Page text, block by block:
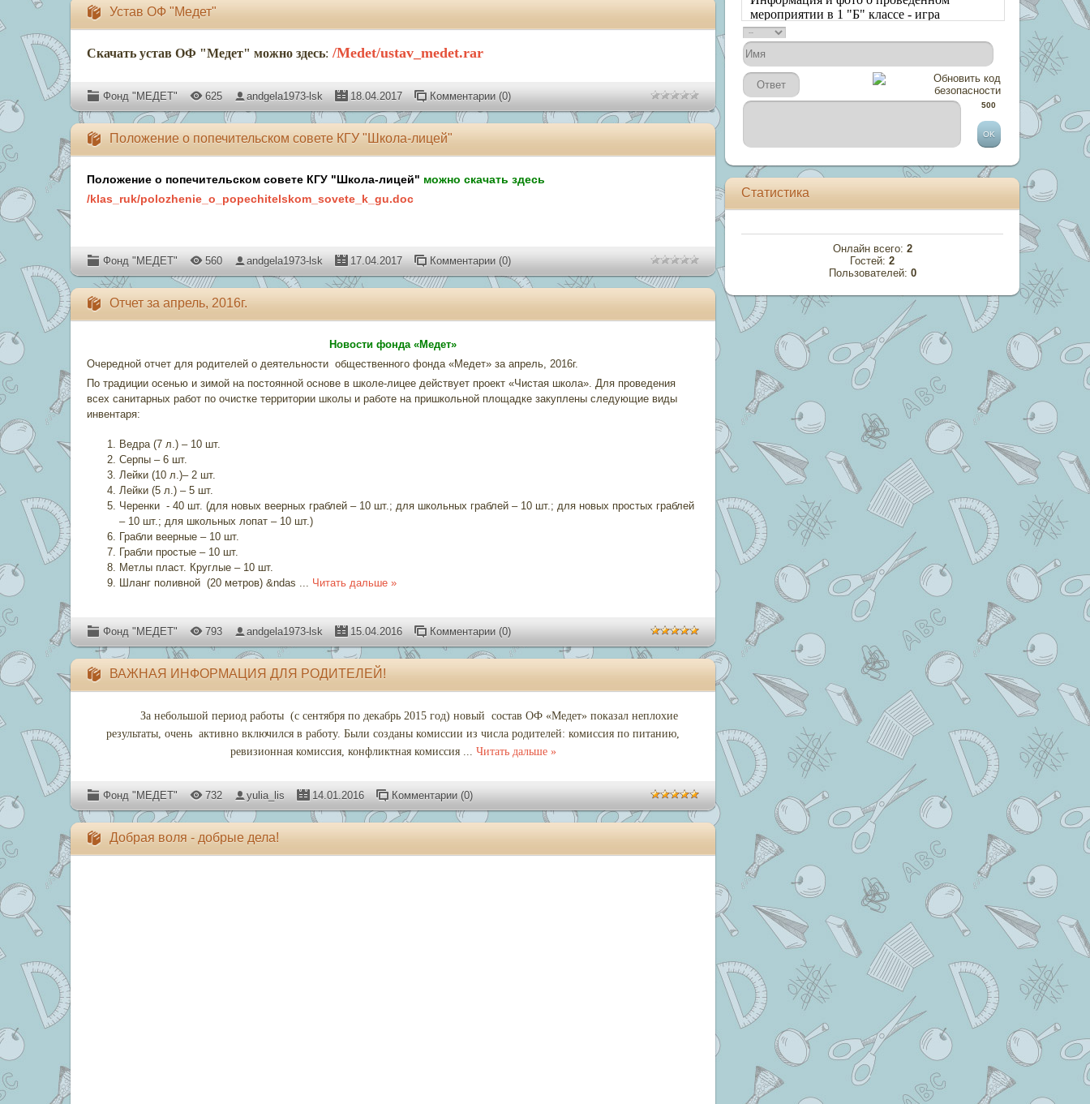
Устав ОФ "Медет"
Скачать устав ОФ "Медет" можно здесь: /Medet/ustav_medet.rar
Фонд "МЕДЕТ" 625 andgela1973-lsk 18.04.2017 Комментарии (0)
Положение о попечительском совете КГУ "Школа-лицей"
Положение о попечительском совете КГУ "Школа-лицей" можно скачать здесь
/klas_ruk/polozhenie_o_popechitelskom_sovete_k_gu.doc
Фонд "МЕДЕТ" 560 andgela1973-lsk 17.04.2017 Комментарии (0)
Отчет за апрель, 2016г.
Новости фонда «Медет»
Очередной отчет для родителей о деятельности общественного фонда «Медет» за апрель, 2016г.
По традиции осенью и зимой на постоянной основе в школе-лицее действует проект «Чистая школа». Для проведения
всех санитарных работ по очистке территории школы и работе на пришкольной площадке закуплены следующие виды
инвентаря:
Ведра (7 л.) – 10 шт.
Серпы – 6 шт.
Лейки (10 л.)– 2 шт.
Лейки (5 л.) – 5 шт.
Черенки - 40 шт. (для новых веерных граблей – 10 шт.; для школьных граблей – 10 шт.; для новых простых граблей
– 10 шт.; для школьных лопат – 10 шт.)
Грабли веерные – 10 шт.
Грабли простые – 10 шт.
Метлы пласт. Круглые – 10 шт.
Шланг поливной (20 метров) &ndas ... Читать дальше »
Фонд "МЕДЕТ" 793 andgela1973-lsk 15.04.2016 Комментарии (0)
ВАЖНАЯ ИНФОРМАЦИЯ ДЛЯ РОДИТЕЛЕЙ!
За небольшой период работы (с сентября по декабрь 2015 год) новый состав ОФ «Медет» показал неплохие
результаты, очень активно включился в работу. Были созданы комиссии из числа родителей: комиссия по питанию,
ревизионная комиссия, конфликтная комиссия ... Читать дальше »
Фонд "МЕДЕТ" 732 yulia_lis 14.01.2016 Комментарии (0)
Добрая воля - добрые дела!
500
Статистика
Онлайн всего: 2
Гостей:2
Пользователей: 0